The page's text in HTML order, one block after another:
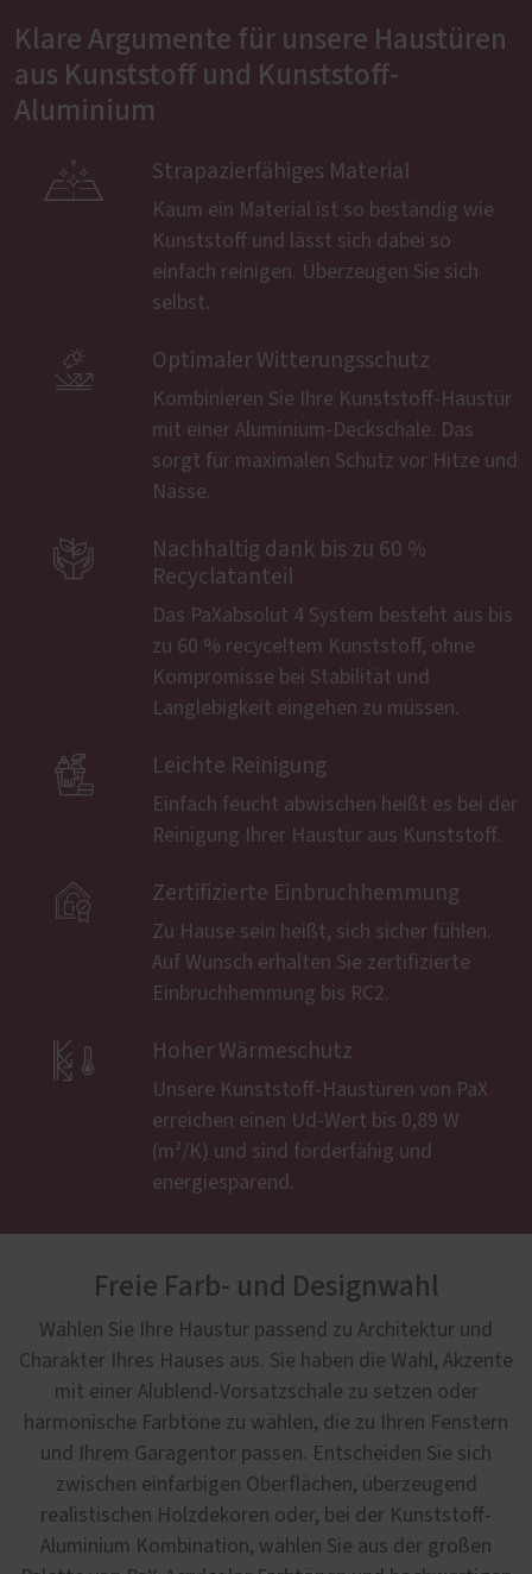
Klare Argumente für unsere Haustüren
aus Kunststoff und Kunststoff-
Aluminium
 Strapazierfähiges Material
Kaum ein Material ist so beständig wie
Kunststoff und lässt sich dabei so
einfach reinigen. Überzeugen Sie sich
selbst.
 Optimaler Witterungsschutz
Kombinieren Sie Ihre Kunststoff-Haustür
mit einer Aluminium-Deckschale. Das
sorgt für maximalen Schutz vor Hitze und
Nässe.

Nachhaltig dank bis zu 60 %
Recyclatanteil
Das PaXabsolut 4 System besteht aus bis
zu 60 % recyceltem Kunststoff, ohne
Kompromisse bei Stabilität und
Langlebigkeit eingehen zu müssen.
 Leichte Reinigung
Einfach feucht abwischen heißt es bei der
Reinigung Ihrer Haustür aus Kunststoff.
 Zertifizierte Einbruchhemmung
Zu Hause sein heißt, sich sicher fühlen.
Auf Wunsch erhalten Sie zertifizierte
Einbruchhemmung bis RC2.
 Hoher Wärmeschutz
Unsere Kunststoff-Haustüren von PaX
erreichen einen Ud-Wert bis 0,89 W
(m²/K) und sind förderfähig und
energiesparend.
Freie Farb- und Designwahl
Wählen Sie Ihre Haustür passend zu Architektur und
Charakter Ihres Hauses aus. Sie haben die Wahl, Akzente
mit einer Alublend-Vorsatzschale zu setzen oder
harmonische Farbtöne zu wählen, die zu Ihren Fenstern
und Ihrem Garagentor passen. Entscheiden Sie sich
zwischen einfarbigen Oberflächen, überzeugend
realistischen Holzdekoren oder, bei der Kunststoff-
Aluminium Kombination, wählen Sie aus der großen